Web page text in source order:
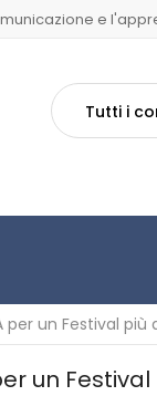
e
Tutti i
per un Festival più
un